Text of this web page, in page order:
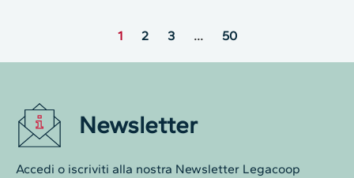
1 2 3 … 50
Newsletter
Accedi o iscriviti alla nostra Newsletter Legacoop